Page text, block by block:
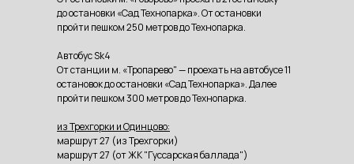
до остановки «Сад Технопарка». От остановки
пройти пешком 250 метров до Технопарка.
Автобус Sk4
От станции м. «Тропарево" — проехать на автобусе 11
остановок до остановки «Cад Технопарка». Далее
пройти пешком 300 метров до Технопарка.
из Трехгорки и Одинцово:
маршрут 27 (из Трехгорки)
маршрут 27 (от ЖК "Гуссарская баллада")